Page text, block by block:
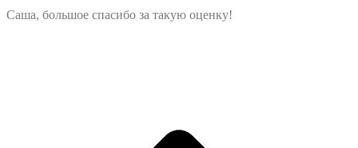
Саша, большое спасибо за такую оценку!